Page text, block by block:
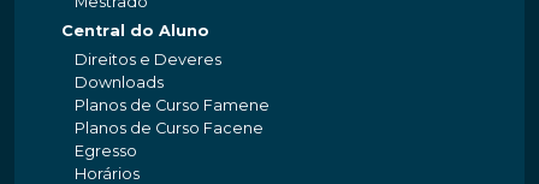
Central do Aluno
Direitos e Deveres
Downloads
Planos de Curso Famene
Planos de Curso Facene
Egresso
Horários